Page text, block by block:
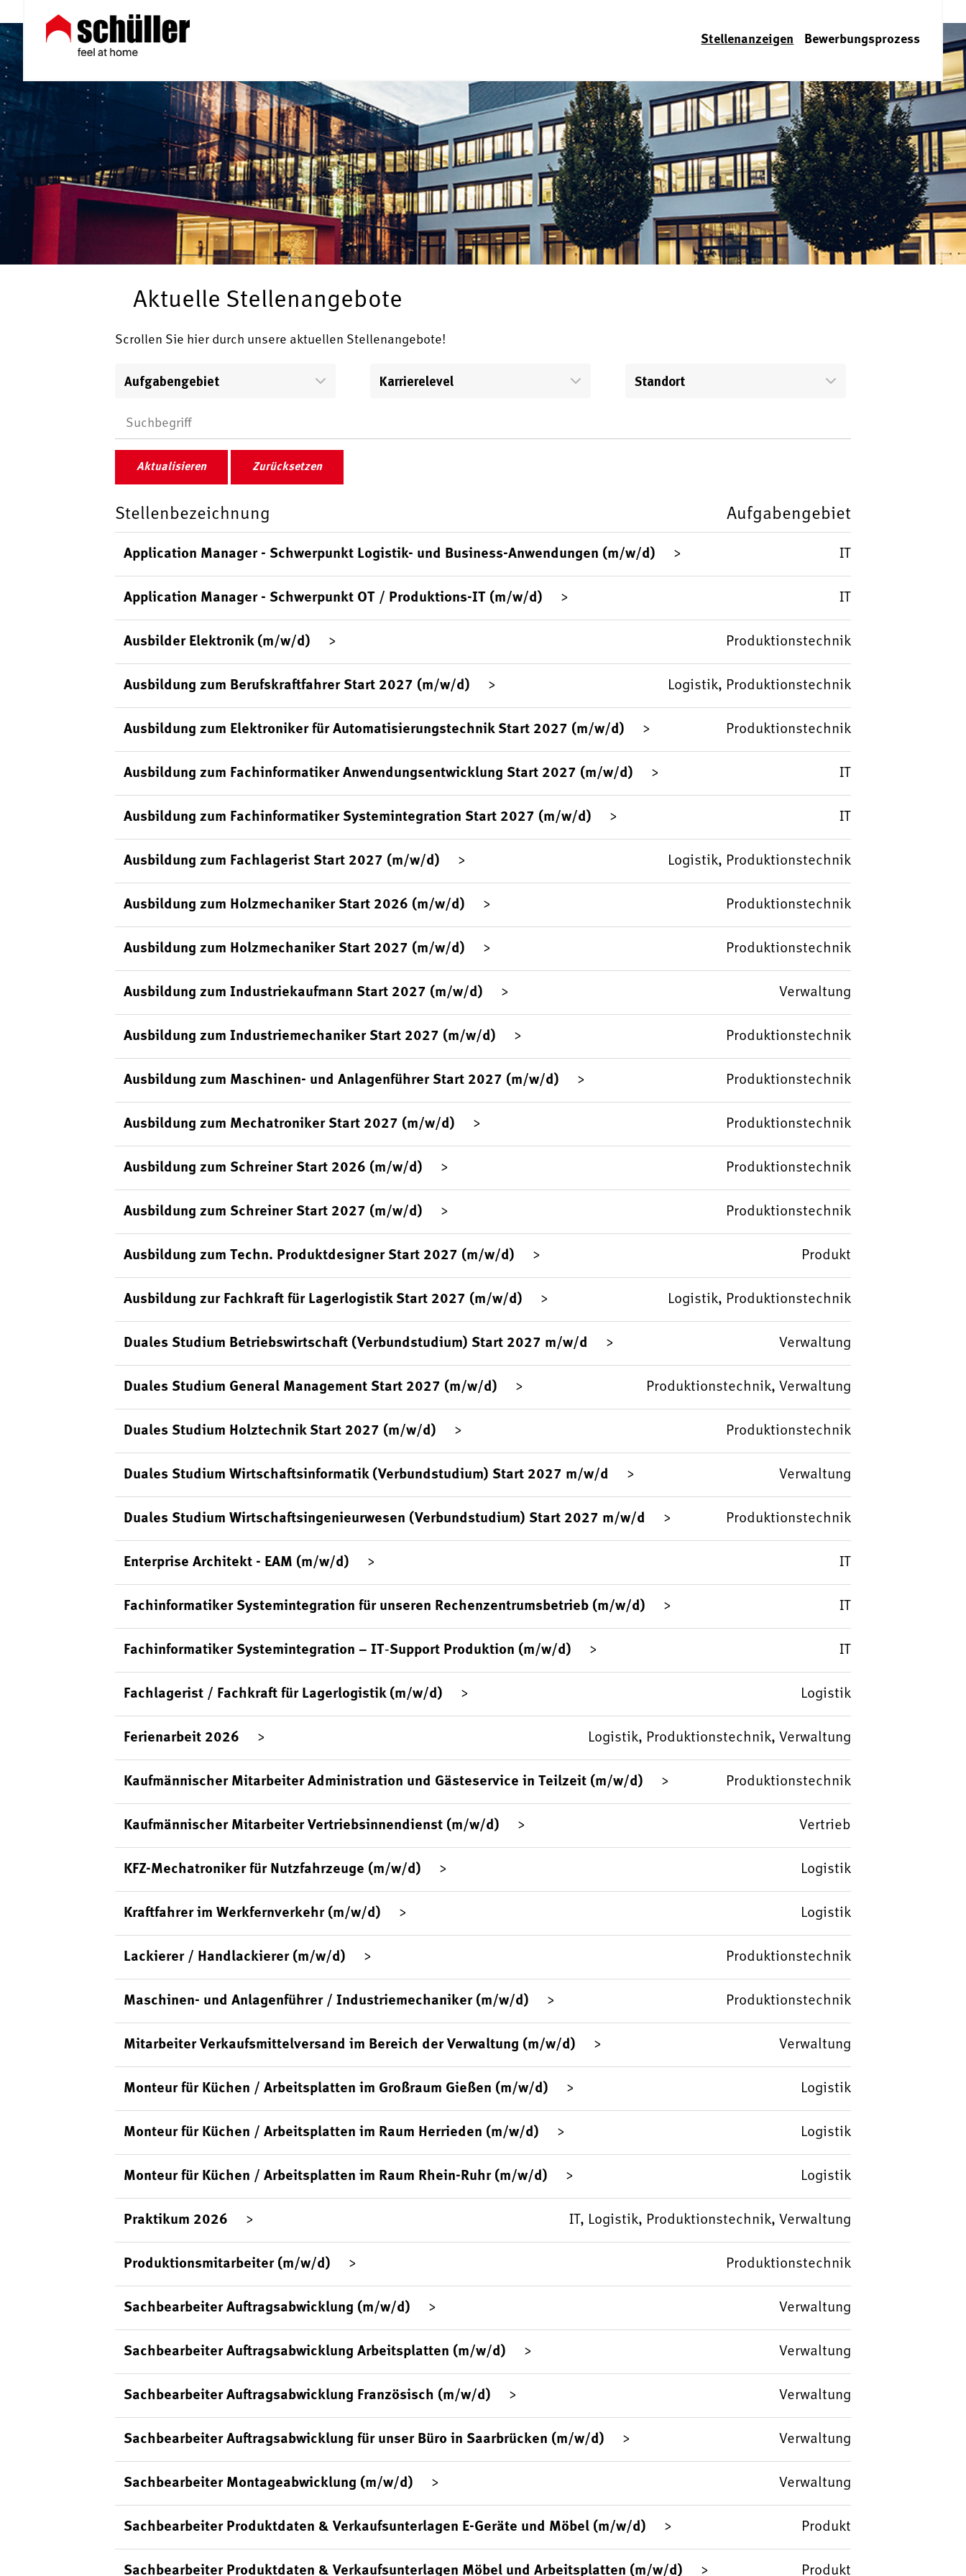
Stellenanzeigen Bewerbungsprozess
Aktuelle Stellenangebote
Scrollen Sie hier durch unsere aktuellen Stellenangebote!
Aufgabengebiet Karrierelevel Standort
Aktualisieren Zurücksetzen
Stellenbezeichnung Aufgabengebiet
Application Manager - Schwerpunkt Logistik- und Business-Anwendungen (m/w/d) IT
Application Manager - Schwerpunkt OT / Produktions-IT (m/w/d) IT
Ausbilder Elektronik (m/w/d) Produktionstechnik
Ausbildung zum Berufskraftfahrer Start 2027 (m/w/d) Logistik, Produktionstechnik
Ausbildung zum Elektroniker für Automatisierungstechnik Start 2027 (m/w/d) Produktionstechnik
Ausbildung zum Fachinformatiker Anwendungsentwicklung Start 2027 (m/w/d) IT
Ausbildung zum Fachinformatiker Systemintegration Start 2027 (m/w/d) IT
Ausbildung zum Fachlagerist Start 2027 (m/w/d) Logistik, Produktionstechnik
Ausbildung zum Holzmechaniker Start 2026 (m/w/d) Produktionstechnik
Ausbildung zum Holzmechaniker Start 2027 (m/w/d) Produktionstechnik
Ausbildung zum Industriekaufmann Start 2027 (m/w/d) Verwaltung
Ausbildung zum Industriemechaniker Start 2027 (m/w/d) Produktionstechnik
Ausbildung zum Maschinen- und Anlagenführer Start 2027 (m/w/d) Produktionstechnik
Ausbildung zum Mechatroniker Start 2027 (m/w/d) Produktionstechnik
Ausbildung zum Schreiner Start 2026 (m/w/d) Produktionstechnik
Ausbildung zum Schreiner Start 2027 (m/w/d) Produktionstechnik
Ausbildung zum Techn. Produktdesigner Start 2027 (m/w/d) Produkt
Ausbildung zur Fachkraft für Lagerlogistik Start 2027 (m/w/d) Logistik, Produktionstechnik
Duales Studium Betriebswirtschaft (Verbundstudium) Start 2027 m/w/d Verwaltung
Duales Studium General Management Start 2027 (m/w/d) Produktionstechnik, Verwaltung
Duales Studium Holztechnik Start 2027 (m/w/d) Produktionstechnik
Duales Studium Wirtschaftsinformatik (Verbundstudium) Start 2027 m/w/d Verwaltung
Duales Studium Wirtschaftsingenieurwesen (Verbundstudium) Start 2027 m/w/d Produktionstechnik
Enterprise Architekt - EAM (m/w/d) IT
Fachinformatiker Systemintegration für unseren Rechenzentrumsbetrieb (m/w/d) IT
Fachinformatiker Systemintegration – IT‑Support Produktion (m/w/d) IT
Fachlagerist / Fachkraft für Lagerlogistik (m/w/d) Logistik
Ferienarbeit 2026 Logistik, Produktionstechnik, Verwaltung
Kaufmännischer Mitarbeiter Administration und Gästeservice in Teilzeit (m/w/d) Produktionstechnik
Kaufmännischer Mitarbeiter Vertriebsinnendienst (m/w/d) Vertrieb
KFZ-Mechatroniker für Nutzfahrzeuge (m/w/d) Logistik
Kraftfahrer im Werkfernverkehr (m/w/d) Logistik
Lackierer / Handlackierer (m/w/d) Produktionstechnik
Maschinen- und Anlagenführer / Industriemechaniker (m/w/d) Produktionstechnik
Mitarbeiter Verkaufsmittelversand im Bereich der Verwaltung (m/w/d) Verwaltung
Monteur für Küchen / Arbeitsplatten im Großraum Gießen (m/w/d) Logistik
Monteur für Küchen / Arbeitsplatten im Raum Herrieden (m/w/d) Logistik
Monteur für Küchen / Arbeitsplatten im Raum Rhein-Ruhr (m/w/d) Logistik
Praktikum 2026 IT, Logistik, Produktionstechnik, Verwaltung
Produktionsmitarbeiter (m/w/d) Produktionstechnik
Sachbearbeiter Auftragsabwicklung (m/w/d) Verwaltung
Sachbearbeiter Auftragsabwicklung Arbeitsplatten (m/w/d) Verwaltung
Sachbearbeiter Auftragsabwicklung Französisch (m/w/d) Verwaltung
Sachbearbeiter Auftragsabwicklung für unser Büro in Saarbrücken (m/w/d) Verwaltung
Sachbearbeiter Montageabwicklung (m/w/d) Verwaltung
Sachbearbeiter Produktdaten & Verkaufsunterlagen E-Geräte und Möbel (m/w/d) Produkt
Sachbearbeiter Produktdaten & Verkaufsunterlagen Möbel und Arbeitsplatten (m/w/d) Produkt